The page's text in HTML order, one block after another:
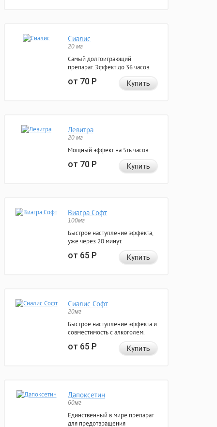
Сиалис
20 мг
Самый долгоиграющий
препарат. Эффект до 36 часов.
от 70Р Купить
Левитра
20 мг
Мощный эффект на 5ть часов.
от 70Р Купить
Виагра Софт
100мг
Быстрое наступление эффекта,
уже через 20 минут.
от 65Р Купить
Сиалис Софт
20мг
Быстрое наступление эффекта и
совместимость с алкоголем.
от 65Р Купить
Дапоксетин
60мг
Единственный в мире препарат
для предотвращения